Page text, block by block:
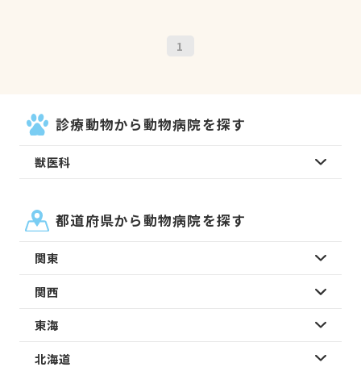
1
診療動物から動物病院を探す
獣医科
都道府県から動物病院を探す
関東
関西
東海
北海道